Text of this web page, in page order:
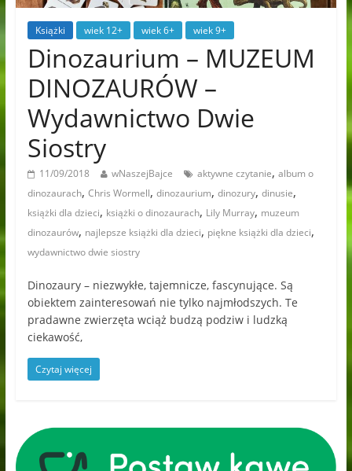
Książki wiek 12+ wiek 6+ wiek 9+
Dinozaurium – MUZEUM
DINOZAURÓW –
Wydawnictwo Dwie
Siostry
11/09/2018 wNaszejBajce aktywne czytanie, album o
dinozaurach, Chris Wormell, dinozaurium, dinozury, dinusie,
książki dla dzieci, książki o dinozaurach, Lily Murray, muzeum
dinozaurów, najlepsze książki dla dzieci, piękne książki dla dzieci,
wydawnictwo dwie siostry
Dinozaury – niezwykłe, tajemnicze, fascynujące. Są
obiektem zainteresowań nie tylko najmłodszych. Te
pradawne zwierzęta wciąż budzą podziw i ludzką
ciekawość,
Czytaj więcej